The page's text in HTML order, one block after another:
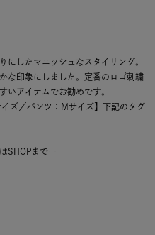
したマニッシュなスタイリング。
な印象にしました。定番のロゴ刺繍
いアイテムでお勧めです。
ズ／パンツ：Mサイズ】下記のタグ
SHOPまでー